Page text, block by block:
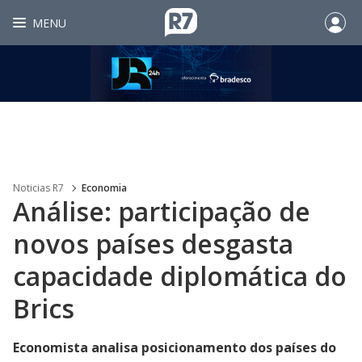
MENU
Noticias R7 Economia
Análise: participação de
novos países desgasta
capacidade diplomática do
Brics
Economista analisa posicionamento dos países do